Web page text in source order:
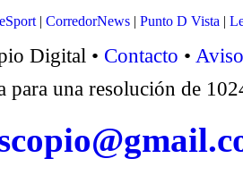
| CorredorNews | Punto D Vista |
Digital • Contacto •
para una resolución de